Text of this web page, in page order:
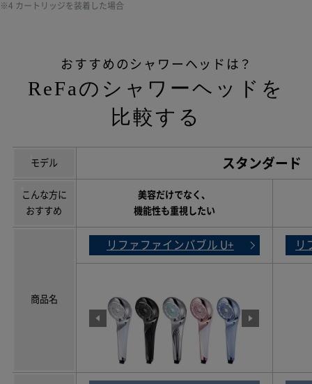
※4 カートリッジを装着した場合
おすすめのシャワーヘッドは？
ReFaのシャワーヘッドを
比較する
モデル スタンダード
こんな方に
おすすめ
美容だけでなく、
機能性も重視したい
商品名
リファファインバブル U+ リ